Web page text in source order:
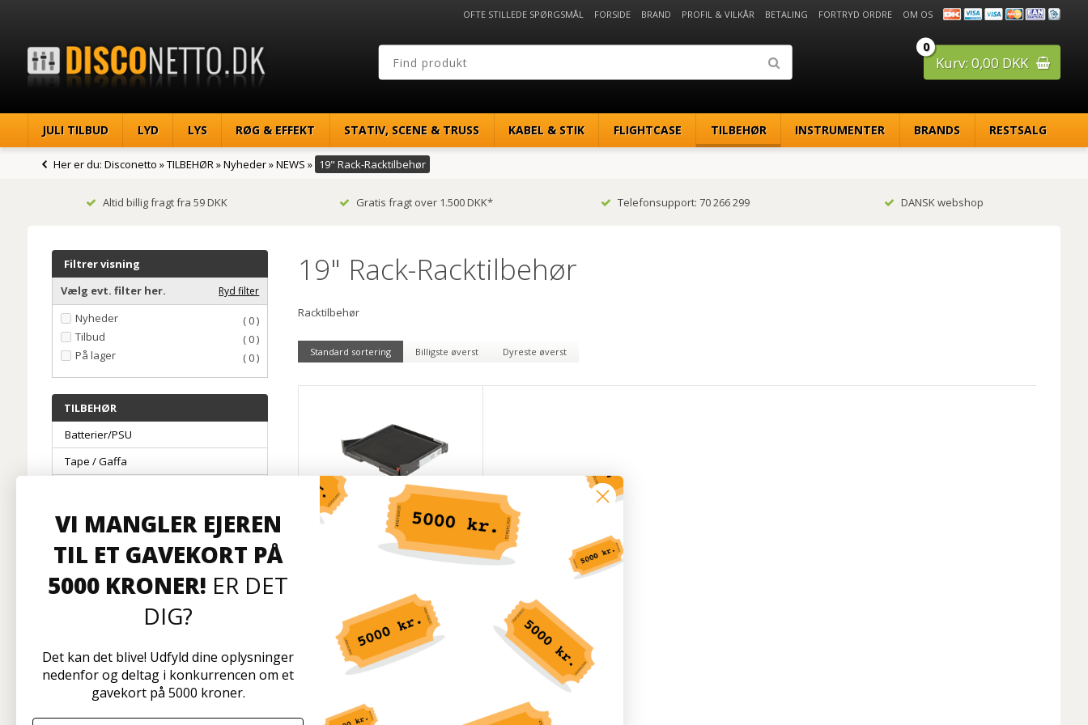
0
Kurv: 0,00 DKK
OFTE STILLEDE SPØRGSMÅL FORSIDE BRAND PROFIL & VILKÅR BETALING FORTRYD ORDRE OM OS
JULI TILBUD LYD LYS RØG & EFFEKT STATIV, SCENE & TRUSS KABEL & STIK FLIGHTCASE TILBEHØR INSTRUMENTER BRANDS RESTSALG
Her er du: Disconetto »TILBEHØR»Nyheder»NEWS » 19" Rack-Racktilbehør
Altid billig fragt fra 59 DKK Gratis fragt over 1.500 DKK* Telefonsupport: 70 266 299 DANSK webshop
Filtrer visning
Vælg evt. filter her.
Ryd filter
Nyheder
( 0 )
Tilbud
( 0 )
På lager
( 0 )
TILBEHØR
Batterier/PSU
Tape / Gaffa
Hørebeskyttelse
Elektronikdele
Transport & Lager
19" Rack-Racktilbehør
Racktilbehør
Standard sortering Billigste øverst Dyreste øverst
SKB Cases 1SKB-VS-1
DKK 1.969,00
Ej på lager, kontakt os
VI MANGLER EJEREN
TIL ET GAVEKORT PÅ
5000 KRONER! ER DET
DIG?
Det kan det blive! Udfyld dine oplysninger
nedenfor og deltag i konkurrencen om et
gavekort på 5000 kroner.